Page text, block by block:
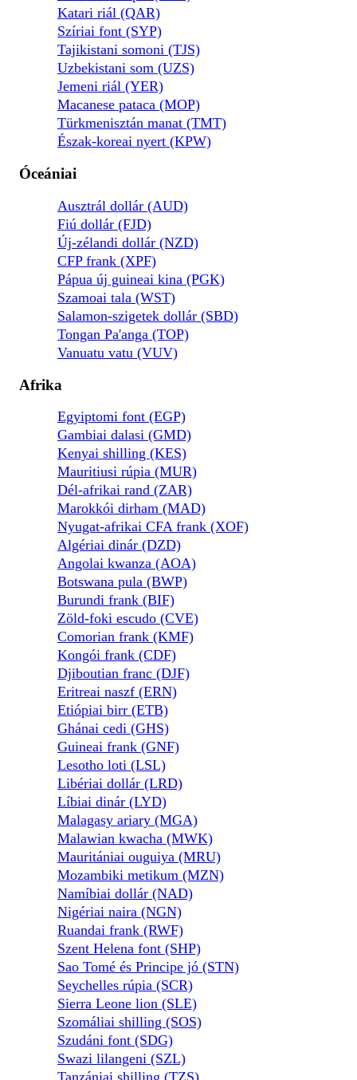
Katari riál (QAR)
Szíriai font (SYP)
Tajikistani somoni (TJS)
Uzbekistani som (UZS)
Jemeni riál (YER)
Macanese pataca (MOP)
Türkmenisztán manat (TMT)
Észak-koreai nyert (KPW)
Óceániai
Ausztrál dollár (AUD)
Fiú dollár (FJD)
Új-zélandi dollár (NZD)
CFP frank (XPF)
Pápua új guineai kina (PGK)
Szamoai tala (WST)
Salamon-szigetek dollár (SBD)
Tongan Pa'anga (TOP)
Vanuatu vatu (VUV)
Afrika
Egyiptomi font (EGP)
Gambiai dalasi (GMD)
Kenyai shilling (KES)
Mauritiusi rúpia (MUR)
Dél-afrikai rand (ZAR)
Marokkói dirham (MAD)
Nyugat-afrikai CFA frank (XOF)
Algériai dinár (DZD)
Angolai kwanza (AOA)
Botswana pula (BWP)
Burundi frank (BIF)
Zöld-foki escudo (CVE)
Comorian frank (KMF)
Kongói frank (CDF)
Djiboutian franc (DJF)
Eritreai naszf (ERN)
Etiópiai birr (ETB)
Ghánai cedi (GHS)
Guineai frank (GNF)
Lesotho loti (LSL)
Libériai dollár (LRD)
Líbiai dinár (LYD)
Malagasy ariary (MGA)
Malawian kwacha (MWK)
Mauritániai ouguiya (MRU)
Mozambiki metikum (MZN)
Namíbiai dollár (NAD)
Nigériai naira (NGN)
Ruandai frank (RWF)
Szent Helena font (SHP)
Sao Tomé és Principe jó (STN)
Seychelles rúpia (SCR)
Sierra Leone lion (SLE)
Szomáliai shilling (SOS)
Szudáni font (SDG)
Swazi lilangeni (SZL)